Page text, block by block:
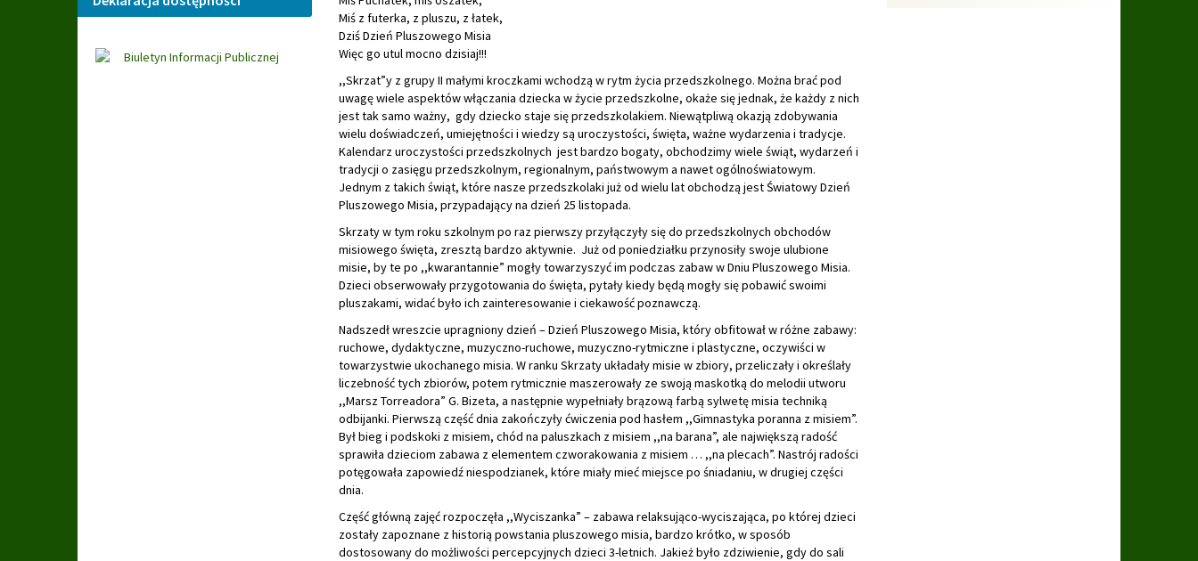
Miś z futerka, z pluszu, z łatek,
Dziś Dzień Pluszowego Misia
Więc go utul mocno dzisiaj!!!
,,Skrzat”y z grupy II małymi kroczkami wchodzą w rytm życia przedszkolnego. Można brać pod
uwagę wiele aspektów włączania dziecka w życie przedszkolne, okaże się jednak, że każdy z nich
jest tak samo ważny, gdy dziecko staje się przedszkolakiem. Niewątpliwą okazją zdobywania
wielu doświadczeń, umiejętności i wiedzy są uroczystości, święta, ważne wydarzenia i tradycje.
Kalendarz uroczystości przedszkolnych jest bardzo bogaty, obchodzimy wiele świąt, wydarzeń i
tradycji o zasięgu przedszkolnym, regionalnym, państwowym a nawet ogólnoświatowym.
Jednym z takich świąt, które nasze przedszkolaki już od wielu lat obchodzą jest Światowy Dzień
Pluszowego Misia, przypadający na dzień 25 listopada.
Skrzaty w tym roku szkolnym po raz pierwszy przyłączyły się do przedszkolnych obchodów
misiowego święta, zresztą bardzo aktywnie. Już od poniedziałku przynosiły swoje ulubione
misie, by te po ,,kwarantannie” mogły towarzyszyć im podczas zabaw w Dniu Pluszowego Misia.
Dzieci obserwowały przygotowania do święta, pytały kiedy będą mogły się pobawić swoimi
pluszakami, widać było ich zainteresowanie i ciekawość poznawczą.
Nadszedł wreszcie upragniony dzień – Dzień Pluszowego Misia, który obfitował w różne zabawy:
ruchowe, dydaktyczne, muzyczno-ruchowe, muzyczno-rytmiczne i plastyczne, oczywiści w
towarzystwie ukochanego misia. W ranku Skrzaty układały misie w zbiory, przeliczały i określały
liczebność tych zbiorów, potem rytmicznie maszerowały ze swoją maskotką do melodii utworu
,,Marsz Torreadora” G. Bizeta, a następnie wypełniały brązową farbą sylwetę misia techniką
odbijanki. Pierwszą część dnia zakończyły ćwiczenia pod hasłem ,,Gimnastyka poranna z misiem”.
Był bieg i podskoki z misiem, chód na paluszkach z misiem ,,na barana”, ale największą radość
sprawiła dzieciom zabawa z elementem czworakowania z misiem … ,,na plecach”. Nastrój radości
potęgowała zapowiedź niespodzianek, które miały mieć miejsce po śniadaniu, w drugiej części
dnia.
Część główną zajęć rozpoczęła ,,Wyciszanka” – zabawa relaksująco-wyciszająca, po której dzieci
zostały zapoznane z historią powstania pluszowego misia, bardzo krótko, w sposób
dostosowany do możliwości percepcyjnych dzieci 3-letnich. Jakież było zdziwienie, gdy do sali